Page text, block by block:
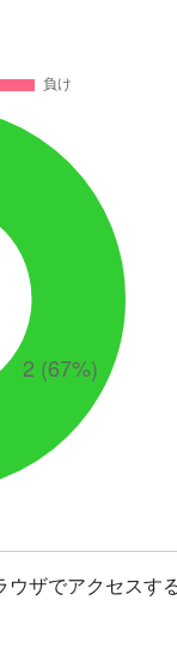
ザでアクセスす